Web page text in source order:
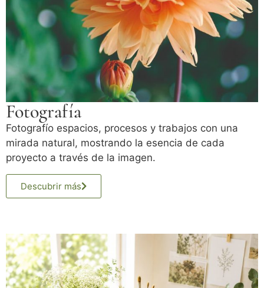
Fotografía
Fotografío espacios, procesos y trabajos con una
mirada natural, mostrando la esencia de cada
proyecto a través de la imagen.
Descubrir más